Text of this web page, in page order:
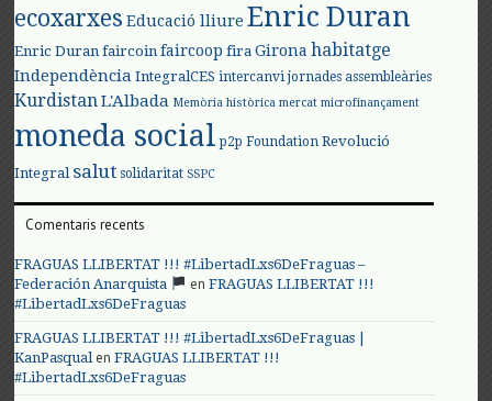
ecoxarxes Educació lliure Enric Duran
Enric Duran faircoin faircoop fira Girona habitatge
Independència IntegralCES intercanvi jornades assembleàries
KurdistanL'Albada Memòria històrica mercat microfinançament
moneda social p2p Foundation Revolució
Integral salut solidaritat SSPC
Comentaris recents
FRAGUAS LLIBERTAT !!! #LibertadLxs6DeFraguas –
Federación Anarquista
enFRAGUAS LLIBERTAT !!!
#LibertadLxs6DeFraguas
FRAGUAS LLIBERTAT !!! #LibertadLxs6DeFraguas |
KanPasqualenFRAGUAS LLIBERTAT !!!
#LibertadLxs6DeFraguas